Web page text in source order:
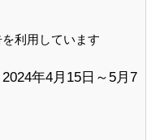
利用しています
年4月15日～5月7